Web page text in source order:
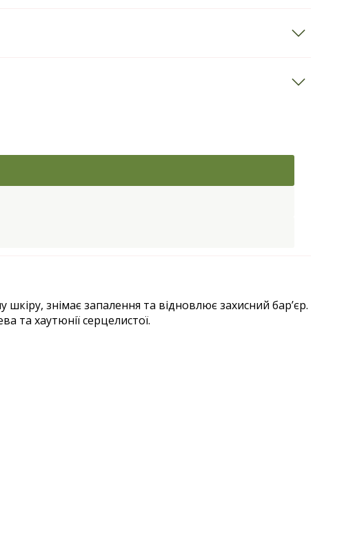
шкіру, знімає запалення та відновлює захисний бар’єр.
та хаутюнії серцелистої.